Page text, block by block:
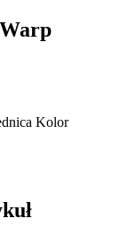
Kolor